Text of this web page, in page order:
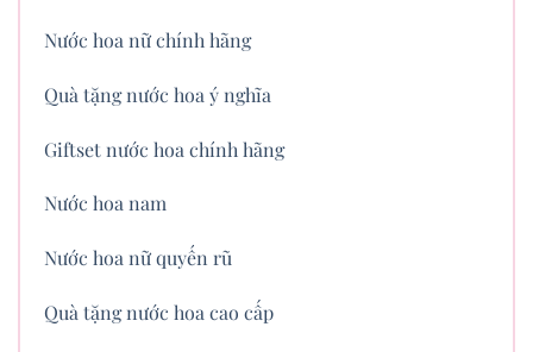
Nước hoa nữ chính hãng
Quà tặng nước hoa ý nghĩa
Giftset nước hoa chính hãng
Nước hoa nam
Nước hoa nữ quyến rũ
Quà tặng nước hoa cao cấp